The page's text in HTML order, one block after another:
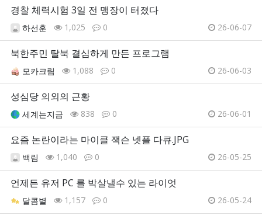
경찰 체력시험 3일 전 맹장이 터졌다
하선훈 1,025 0 26-06-07
북한주민 탈북 결심하게 만든 프로그램
모카크림 1,088 0 26-06-03
성심당 의외의 근황
세계는지금 838 0 26-06-01
요즘 논란이라는 마이클 잭슨 넷플 다큐.JPG
백림 1,040 0 26-05-25
언제든 유저 PC 를 박살낼수 있는 라이엇
달콤별 1,157 0 26-05-24